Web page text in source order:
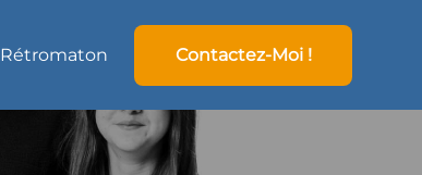
Rétromaton Contactez-Moi !